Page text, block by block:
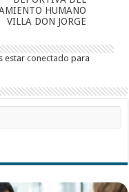
HUMANO
VILLA DON JORGE
estarconectado para